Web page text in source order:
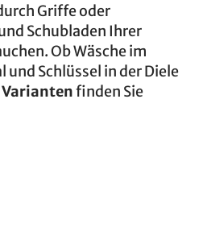
Griffe oder
Schubladen Ihrer
Ob Wäsche im
Schlüssel in der Diele
Variantenfinden Sie